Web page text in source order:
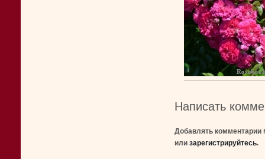
Написать
Добавлять комментарии
или зарегистрируйтесь.